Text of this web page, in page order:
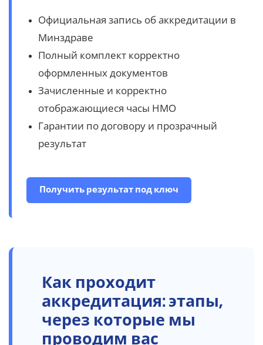
Официальная запись об аккредитации в
Минздраве
Полный комплект корректно
оформленных документов
Зачисленные и корректно
отображающиеся часы НМО
Гарантии по договору и прозрачный
результат
Получить результат под ключ
Как проходит
аккредитация: этапы,
через которые мы
проводим вас